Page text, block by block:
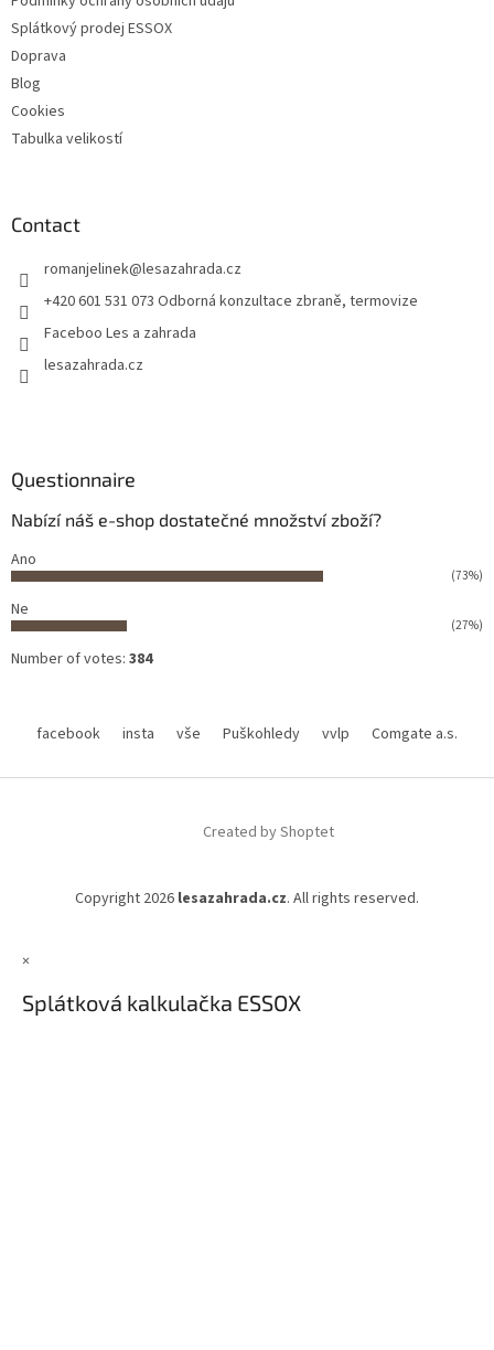
Splátkový prodej ESSOX
Doprava
Blog
Cookies
Tabulka velikostí
Contact
romanjelinek@lesazahrada.cz
+420 601 531 073 Odborná konzultace zbraně, termovize
Faceboo Les a zahrada
lesazahrada.cz
Questionnaire
Nabízí náš e-shop dostatečné množství zboží?
Ano
(73%)
Ne
(27%)
Number of votes: 384
facebook insta vše Puškohledy vvlp Comgate a.s.
Created by Shoptet
Copyright 2026 lesazahrada.cz. All rights reserved.
×
Splátková kalkulačka ESSOX